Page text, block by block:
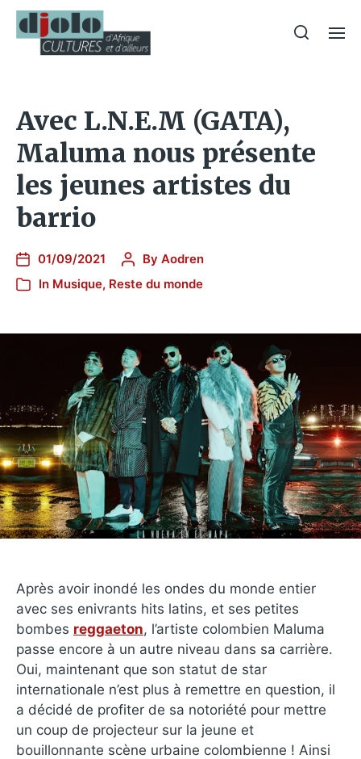
Avec L.N.E.M (GATA),
Maluma nous présente
les jeunes artistes du
barrio
01/09/2021 By Aodren
In Musique, Reste du monde
Après avoir inondé les ondes du monde entier
avec ses enivrants hits latins, et ses petites
bombes reggaeton, l’artiste colombien Maluma
passe encore à un autre niveau dans sa carrière.
Oui, maintenant que son statut de star
internationale n’est plus à remettre en question, il
a décidé de profiter de sa notoriété pour mettre
un coup de projecteur sur la jeune et
bouillonnante scène urbaine colombienne ! Ainsi